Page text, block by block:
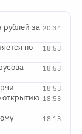
20:34
рублей за
18:53
по
18:53
18:53
18:53
открытию
18:13